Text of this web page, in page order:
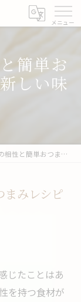
簡単お
しい味
みレシピで楽しむ新しい味わい方
まみレシピ
じたことはあ
を持つ食材が